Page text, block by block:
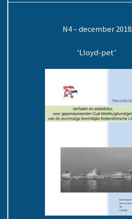
N4 – december 2018
‘Lloyd-pet’